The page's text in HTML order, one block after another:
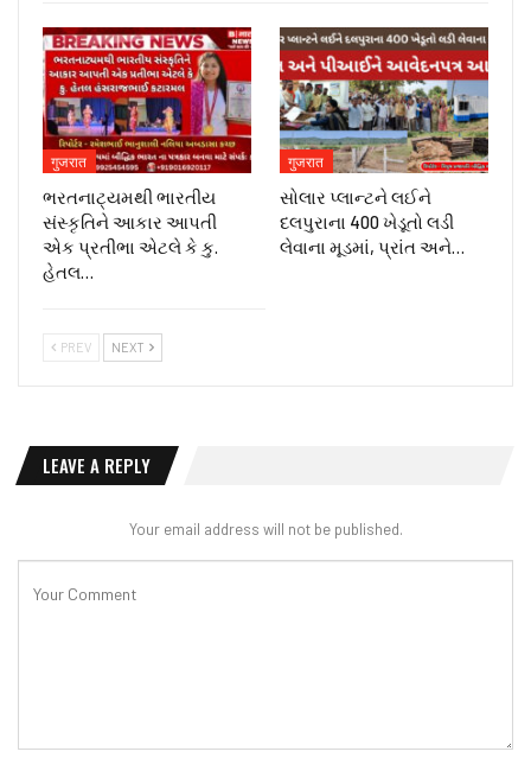
गुजरात
ભરતનાટ્યમથી ભારતીય
સંસ્કૃતિને આકાર આપતી
એક પ્રતીભા એટલે કે‌ કુ.
હેતલ…
गुजरात
સોલાર પ્લાન્ટને લઈને
દલપુરાના 400 ખેડૂતો લડી
લેવાના મૂડમાં, પ્રાંત અને…
PREV NEXT
LEAVE A REPLY
Your email address will not be published.